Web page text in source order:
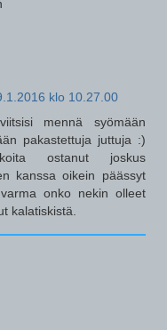
klo 10.27.00
mennä syömään
pakastettuja juttuja :)
ostanut joskus
kanssa oikein päässyt
onko nekin olleet
kalatiskistä.